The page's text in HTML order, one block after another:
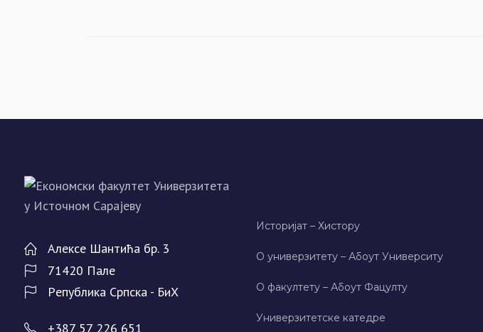
Алeксe Шантића бр. 3
71420 Палe
Рeпублика Српска - БиХ
+387 57 226 651
Историјат – Хисторy
О универзитету – Абоут Университy
О факултету – Абоут Фацултy
Универзитетске катедре